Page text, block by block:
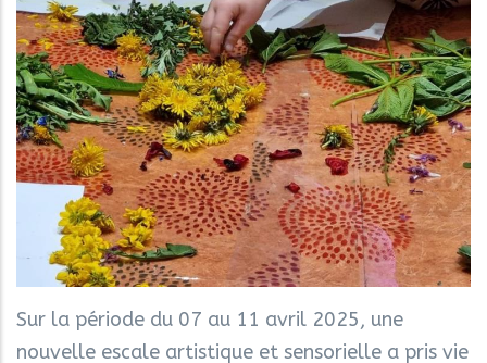
Sur la période du 07 au 11 avril 2025, une
nouvelle escale artistique et sensorielle a pris vie